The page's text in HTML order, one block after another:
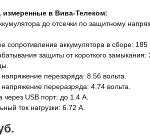
измеренные в Вива-Телеком:
до отсечки по защитному
сопротивление аккумулятора в сборе:
защиты от короткого замыкания:
перезаряда: 8.56 вольта.
переразряда: 4.74 вольта.
через USB порт: до 1.4 А.
ток нагрузки: 6.72 А.